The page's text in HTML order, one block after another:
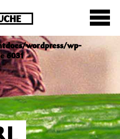
ist seit
stattdessen
wordpress/wp-
6031